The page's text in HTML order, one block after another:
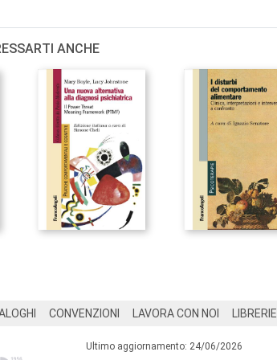
ANCHE
CONVENZIONI LAVORA CON NOI LIBRERIE
Ultimo aggiornamento: 24/06/2026